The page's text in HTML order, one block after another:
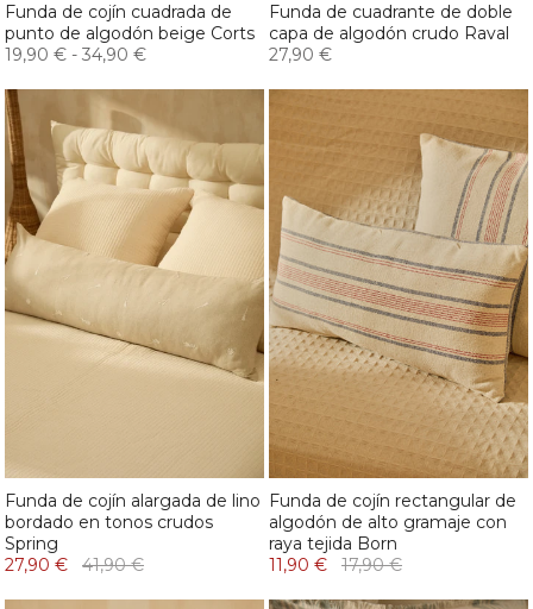
Funda de cojín cuadrada de
punto de algodón beige Corts
19,90 € - 34,90 €
Funda de cuadrante de doble
capa de algodón crudo Raval
27,90 €
Funda de cojín alargada de lino
bordado en tonos crudos
Spring
27,90 €
41,90 €
Funda de cojín rectangular de
algodón de alto gramaje con
raya tejida Born
11,90 €
17,90 €